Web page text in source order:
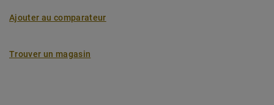
Ajouter au comparateur
Trouver un magasin